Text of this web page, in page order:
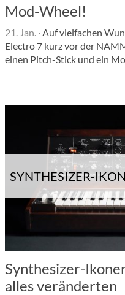
Mod-Wheel!
21. Jan. ·Auf vielfachen
Electro 7 kurz vor der
einen Pitch-Stick und ein
SYNTHESIZER-
Synthesizer-
alles veränderten